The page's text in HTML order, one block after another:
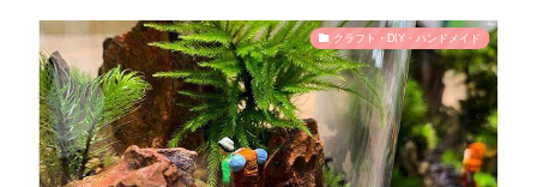
クラフト・DIY・ハンドメイド